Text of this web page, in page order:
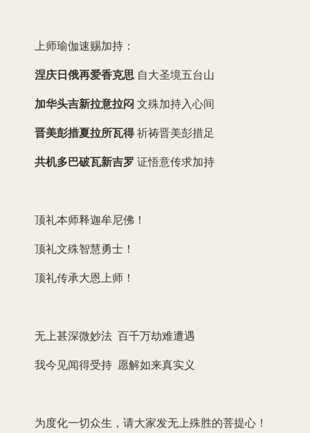
上师瑜伽速赐加持：
涅庆日俄再爱香克思 自大圣境五台山
加华头吉新拉意拉闷 文殊加持入心间
晋美彭措夏拉所瓦得祈祷晋美彭措足
共机多巴破瓦新吉罗 证悟意传求加持
顶礼本师释迦牟尼佛！
顶礼文殊智慧勇士！
顶礼传承大恩上师！
无上甚深微妙法 百千万劫难遭遇
我今见闻得受持 愿解如来真实义
为度化一切众生，请大家发无上殊胜的菩提心！